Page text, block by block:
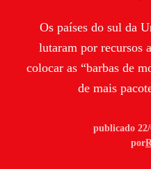
Os países do sul da
lutaram por recursos
colocar as “barbas de
de mais
publicado 22/
por